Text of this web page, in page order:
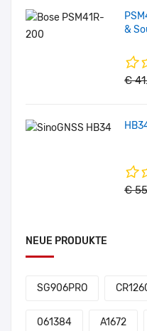
&
€
€
NEUE PRODUKTE
SG906PRO
061384 A1672